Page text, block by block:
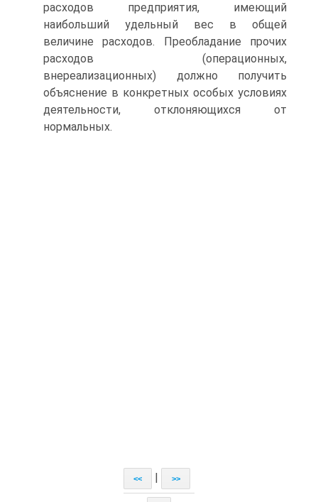
расходов предприятия, имеющий
наибольший удельный вес в общей
величине расходов. Преобладание прочих
расходов (операционных,
внереализационных) должно получить
объяснение в конкретных особых условиях
деятельности, отклоняющихся от
нормальных.
<< >>